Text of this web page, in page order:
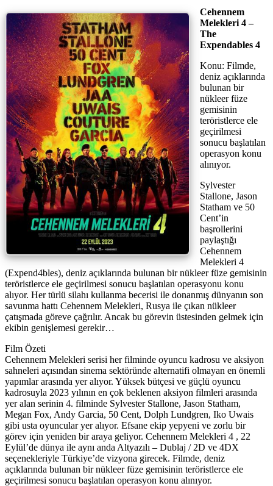
Cehennem
Melekleri 4 –
The
Expendables 4
Konu: Filmde,
deniz açıklarında
bulunan bir
nükleer füze
gemisinin
teröristlerce ele
geçirilmesi
sonucu başlatılan
operasyon konu
alınıyor.
Sylvester
Stallone, Jason
Statham ve 50
Cent’in
başrollerini
paylaştığı
Cehennem
Melekleri 4
(Expend4bles), deniz açıklarında bulunan bir nükleer füze gemisinin
teröristlerce ele geçirilmesi sonucu başlatılan operasyonu konu
alıyor. Her türlü silahı kullanma becerisi ile donanmış dünyanın son
savunma hattı Cehennem Melekleri, Rusya ile çıkan nükleer
çatışmada göreve çağrılır. Ancak bu görevin üstesinden gelmek için
ekibin genişlemesi gerekir…
Film Özeti
Cehennem Melekleri serisi her filminde oyuncu kadrosu ve aksiyon
sahneleri açısından sinema sektöründe alternatifi olmayan en önemli
yapımlar arasında yer alıyor. Yüksek bütçesi ve güçlü oyuncu
kadrosuyla 2023 yılının en çok beklenen aksiyon filmleri arasında
yer alan serinin 4. filminde Sylvester Stallone, Jason Statham,
Megan Fox, Andy Garcia, 50 Cent, Dolph Lundgren, Iko Uwais
gibi usta oyuncular yer alıyor. Efsane ekip yepyeni ve zorlu bir
görev için yeniden bir araya geliyor. Cehennem Melekleri 4 , 22
Eylül’de dünya ile aynı anda Altyazılı – Dublaj / 2D ve 4DX
seçenekleriyle Türkiye’de vizyona girecek. Filmde, deniz
açıklarında bulunan bir nükleer füze gemisinin teröristlerce ele
geçirilmesi sonucu başlatılan operasyon konu alınıyor.